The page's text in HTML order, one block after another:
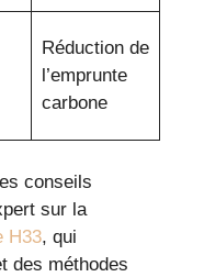
Réduction de
l’emprunte
carbone
conseils
sur la
H33, qui
des méthodes